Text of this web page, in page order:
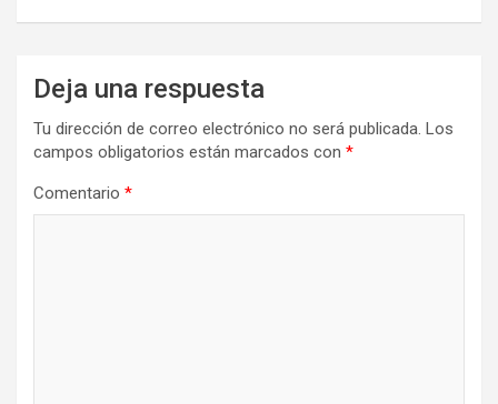
Deja una respuesta
Tu dirección de correo electrónico no será publicada. Los
campos obligatorios están marcados con *
Comentario *